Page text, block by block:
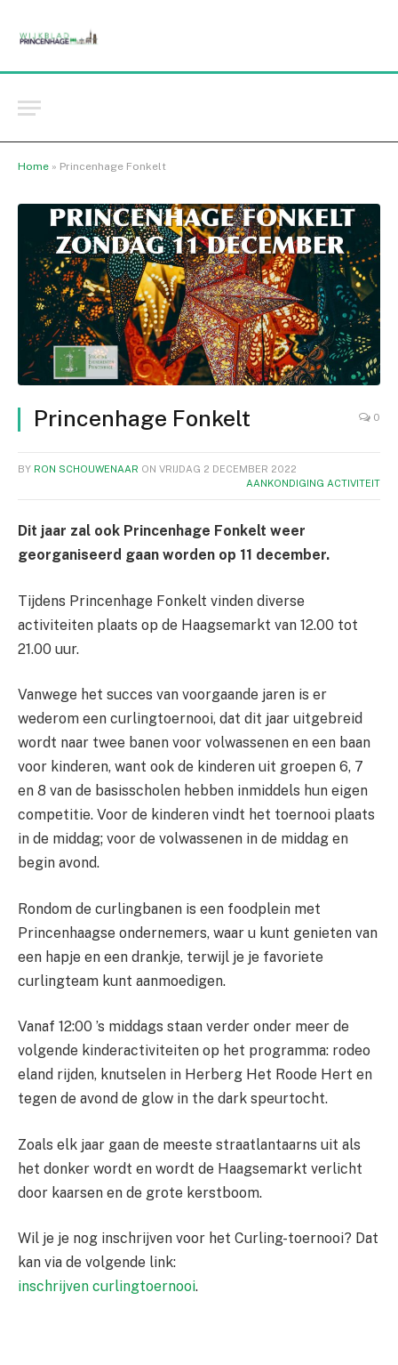
Home » Princenhage Fonkelt
Princenhage Fonkelt 0
BY RON SCHOUWENAAR ON VRIJDAG 2 DECEMBER 2022
AANKONDIGING ACTIVITEIT
Dit jaar zal ook Princenhage Fonkelt weer
georganiseerd gaan worden op 11 december.
Tijdens Princenhage Fonkelt vinden diverse
activiteiten plaats op de Haagsemarkt van 12.00 tot
21.00 uur.
Vanwege het succes van voorgaande jaren is er
wederom een curlingtoernooi, dat dit jaar uitgebreid
wordt naar twee banen voor volwassenen en een baan
voor kinderen, want ook de kinderen uit groepen 6, 7
en 8 van de basisscholen hebben inmiddels hun eigen
competitie. Voor de kinderen vindt het toernooi plaats
in de middag; voor de volwassenen in de middag en
begin avond.
Rondom de curlingbanen is een foodplein met
Princenhaagse ondernemers, waar u kunt genieten van
een hapje en een drankje, terwijl je je favoriete
curlingteam kunt aanmoedigen.
Vanaf 12:00 ’s middags staan verder onder meer de
volgende kinderactiviteiten op het programma: rodeo
eland rijden, knutselen in Herberg Het Roode Hert en
tegen de avond de glow in the dark speurtocht.
Zoals elk jaar gaan de meeste straatlantaarns uit als
het donker wordt en wordt de Haagsemarkt verlicht
door kaarsen en de grote kerstboom.
Wil je je nog inschrijven voor het Curling-toernooi? Dat
kan via de volgende link:
inschrijven curlingtoernooi.